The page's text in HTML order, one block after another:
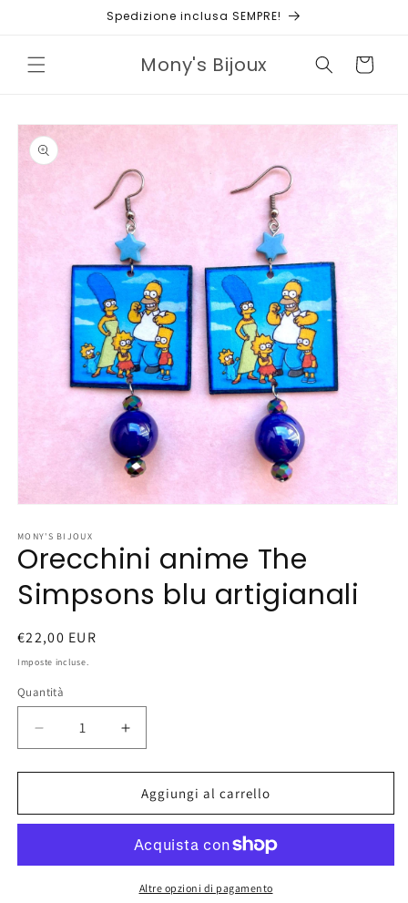
Spedizione inclusa SEMPRE!
Mony's Bijoux Carrello
Passa alle
informazioni
sul prodotto
multimediali
1
in
modale
MONY'S BIJOUX
Orecchini anime The
Simpsons blu artigianali
Prezzo
di
€22,00 EUR
Imposte incluse.
Quantità
Diminuisci
quantità
per
anime
blu
Aumenta
quantità
per
Orecchini
anime
Simpsons
blu
artigianali
Aggiungi al carrello
Altre opzioni di pagamento